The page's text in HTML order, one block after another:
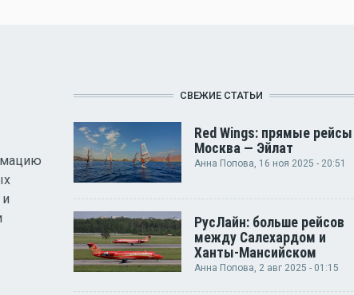
СВЕЖИЕ СТАТЬИ
Red Wings: прямые рейсы
Москва — Эйлат
Анна Попова, 16 ноя 2025 - 20:51
РусЛайн: больше рейсов
между Салехардом и
Ханты-Мансийском
Анна Попова, 2 авг 2025 - 01:15